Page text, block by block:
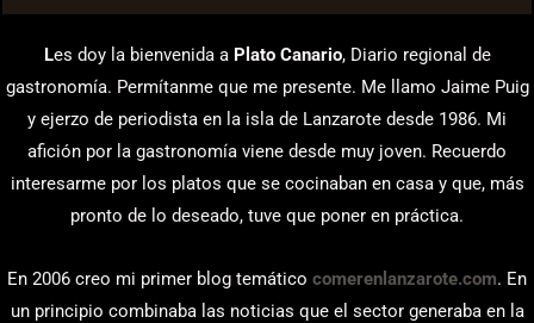
Les doy la bienvenida a Plato Canario, Diario regional de
gastronomía. Permítanme que me presente. Me llamo Jaime Puig
y ejerzo de periodista en la isla de Lanzarote desde 1986. Mi
afición por la gastronomía viene desde muy joven. Recuerdo
interesarme por los platos que se cocinaban en casa y que, más
pronto de lo deseado, tuve que poner en práctica.
En 2006 creo mi primer blog temático comerenlanzarote.com. En
un principio combinaba las noticias que el sector generaba en la